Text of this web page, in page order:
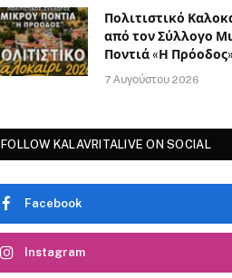
Πολιτιστικό
από τον Σύλλογο
Ποντιά «Η Πρόοδος»
7 Αυγούστου 2026
FOLLOW KALAVRITALIVE ON SOCIAL
Facebook
Instagram